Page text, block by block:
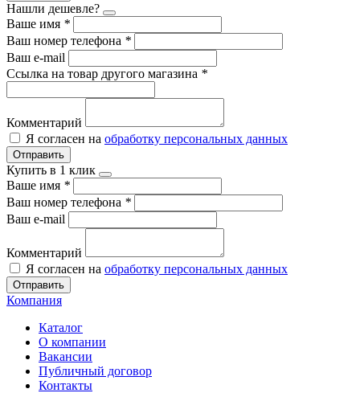
Нашли дешевле?
Ваше имя *
Ваш номер телефона *
Ваш e-mail
Ссылка на товар другого магазина *
Комментарий
Я согласен на обработку персональных данных
Отправить
Купить в 1 клик
Ваше имя *
Ваш номер телефона *
Ваш e-mail
Комментарий
Я согласен на обработку персональных данных
Отправить
Компания
Каталог
О компании
Вакансии
Публичный договор
Контакты